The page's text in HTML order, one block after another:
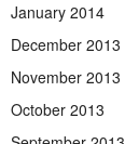
January 2014
December 2013
November 2013
October 2013